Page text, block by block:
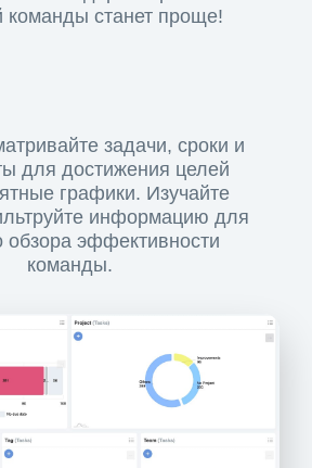
команды станет проще!
задачи, сроки и
для достижения целей
графики. Изучайте
информацию для
обзора эффективности
команды.